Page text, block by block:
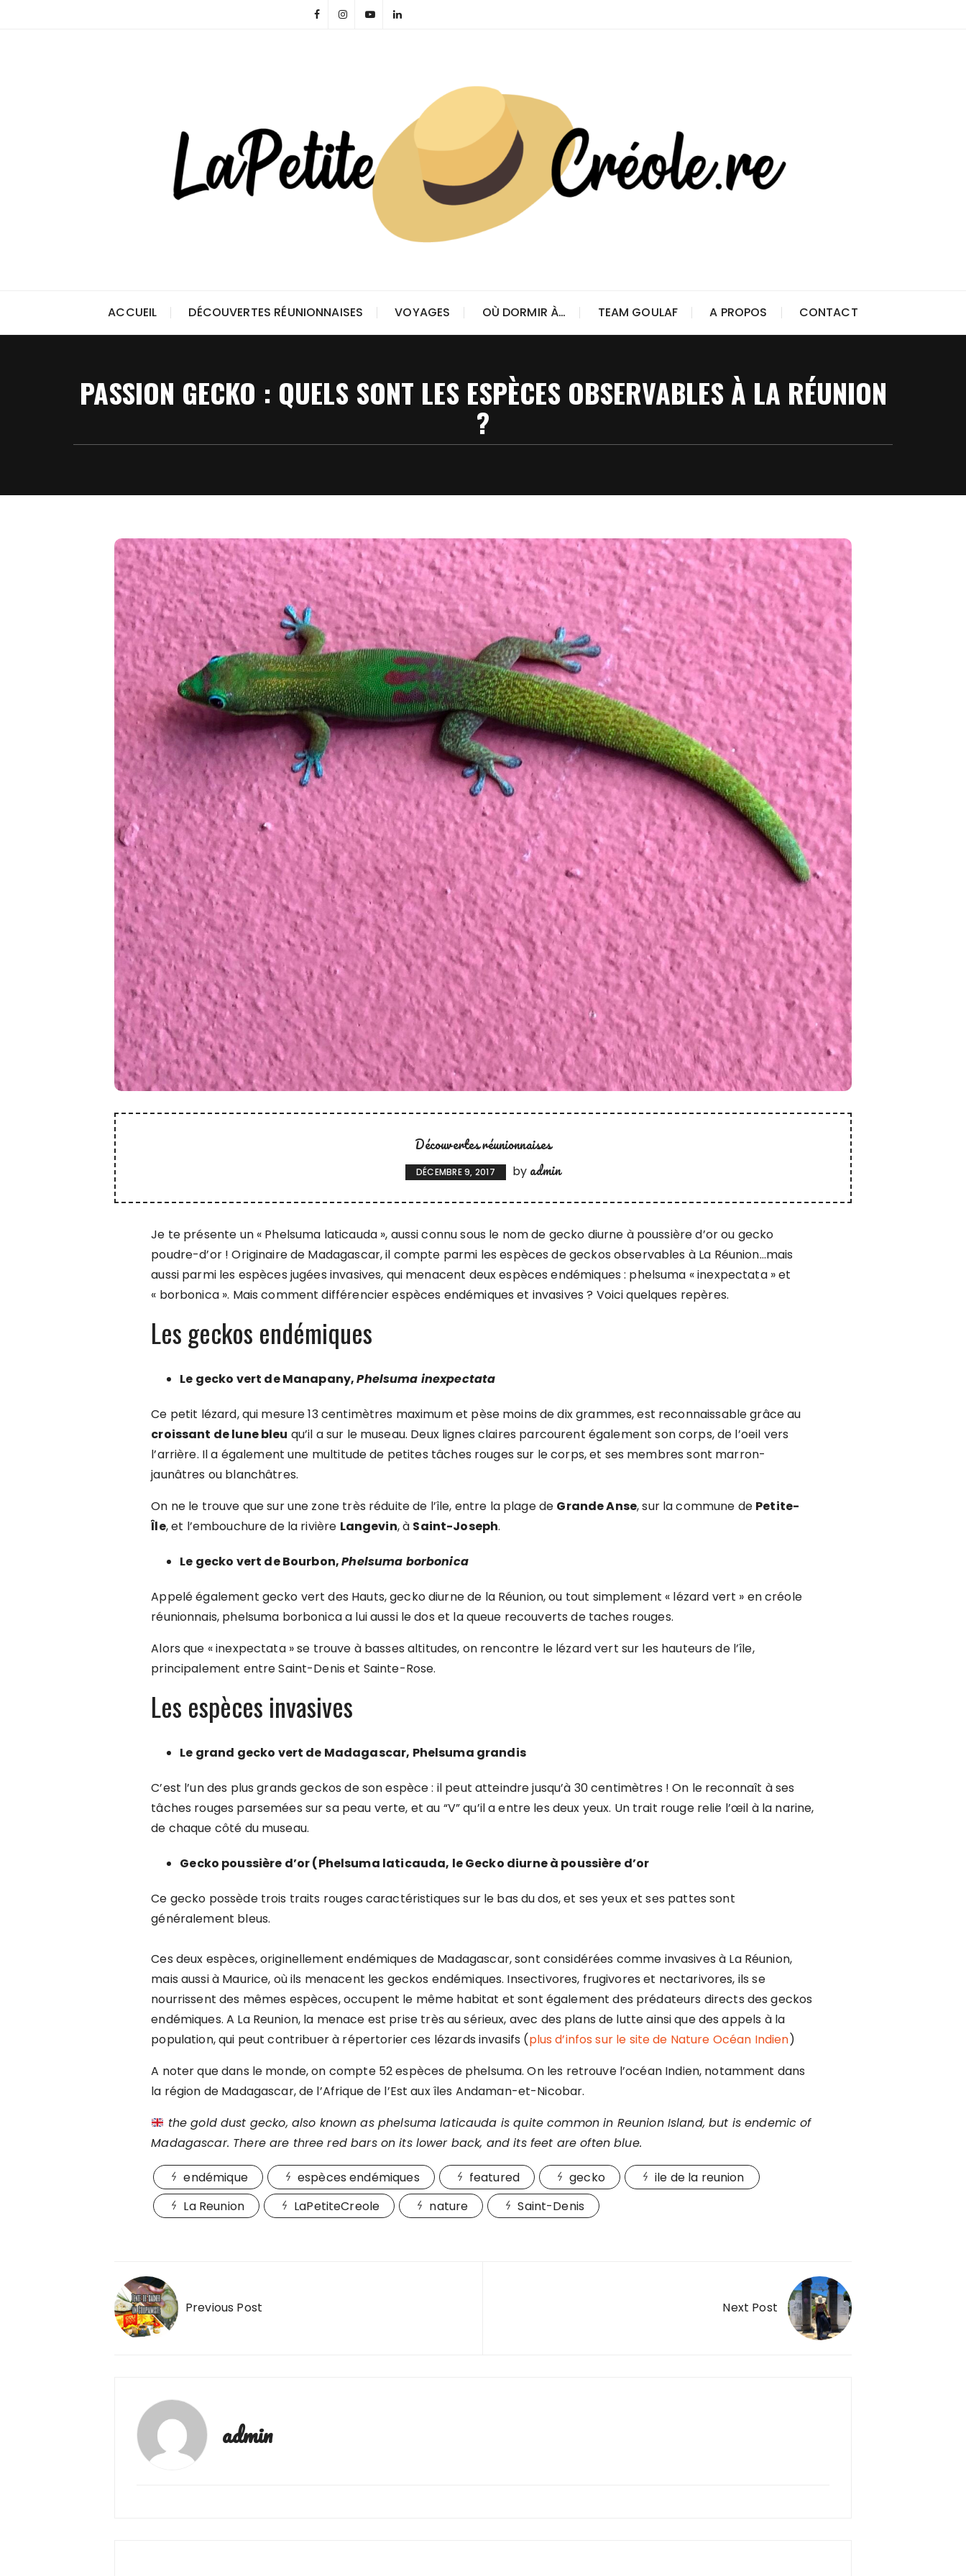
ACCUEIL DÉCOUVERTES RÉUNIONNAISES VOYAGES OÙ DORMIR À… TEAM GOULAF A PROPOS CONTACT
PASSION GECKO : QUELS SONT LES ESPÈCES OBSERVABLES À LA RÉUNION
?
Découvertes réunionnaises
DÉCEMBRE 9, 2017 by admin
Je te présente un « Phelsuma laticauda », aussi connu sous le nom de gecko diurne à poussière d’or ou gecko
poudre-d’or ! Originaire de Madagascar, il compte parmi les espèces de geckos observables à La Réunion…mais
aussi parmi les espèces jugées invasives, qui menacent deux espèces endémiques : phelsuma «inexpectata » et
« borbonica ». Mais comment différencier espèces endémiques et invasives ? Voici quelques repères.
Les geckos endémiques
Le gecko vert de Manapany,Phelsuma inexpectata
Ce petit lézard, qui mesure 13 centimètres maximum et pèse moins de dix grammes, est reconnaissable grâce au
croissant de lune bleu qu’il a sur le museau. Deux lignes claires parcourent également son corps, de l’oeil vers
l’arrière. Il a également une multitude de petites tâches rouges sur le corps, et ses membres sont marron-
jaunâtres ou blanchâtres.
On ne le trouve que sur une zone très réduite de l’île, entre la plage de Grande Anse, sur la commune de Petite-
Île, et l’embouchure de la rivière Langevin, à Saint-Joseph.
Le gecko vert de Bourbon,Phelsuma borbonica
Appelé également gecko vert des Hauts, gecko diurne de la Réunion, ou tout simplement « lézard vert » en créole
réunionnais, phelsuma borbonica a lui aussi le dos et la queue recouverts de taches rouges.
Alors que « inexpectata » se trouve à basses altitudes, on rencontre le lézard vert sur les hauteurs de l’île,
principalement entre Saint-Denis et Sainte-Rose.
Les espèces invasives
Le grand gecko vert de Madagascar, Phelsuma grandis
C’est l’un des plus grands geckos de son espèce : il peut atteindre jusqu’à 30 centimètres !On le reconnaît à ses
tâches rouges parsemées sur sa peau verte, et au “V” qu’il a entre les deux yeux. Un trait rouge relie l’œil à la narine,
de chaque côté du museau.
Gecko poussière d’or (Phelsuma laticauda, le Gecko diurne à poussière d’or
Ce gecko possède trois traits rouges caractéristiques sur le bas du dos, et ses yeux et ses pattes sont
généralement bleus.
Ces deux espèces, originellement endémiques de Madagascar, sont considérées comme invasives à La Réunion,
mais aussi à Maurice, où ils menacent les geckos endémiques. Insectivores, frugivores et nectarivores, ils se
nourrissent des mêmes espèces, occupent le même habitat et sont également des prédateurs directs des geckos
endémiques.A La Reunion, la menace est prise très au sérieux, avec des plans de lutte ainsi que des appels à la
population, qui peut contribuer à répertorier ces lézards invasifs (plus d’infos sur le site de Nature Océan Indien)
A noter que dans le monde, on compte 52 espèces de phelsuma. On les retrouve l’océan Indien, notamment dans
la région de Madagascar, de l’Afrique de l’Est aux îles Andaman-et-Nicobar.
the gold dust gecko, also known as phelsuma laticauda is quite common in Reunion Island, but is endemic of
Madagascar. There are three red bars on its lower back, and its feet are often blue.
endémique espèces endémiques featured gecko
ile de la reunion
La Reunion
LaPetiteCreole nature Saint-Denis
Navigation
de
l’article
Previous Post Next Post
admin